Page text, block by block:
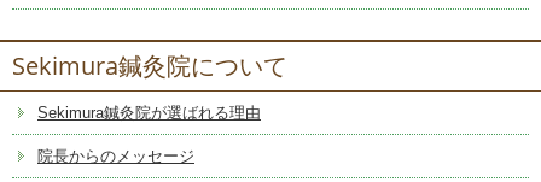
Sekimura鍼灸院について
Sekimura鍼灸院が選ばれる理由
院長からのメッセージ